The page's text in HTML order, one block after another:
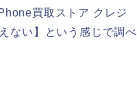
買取ストア クレジ
ない】という感じで調べ